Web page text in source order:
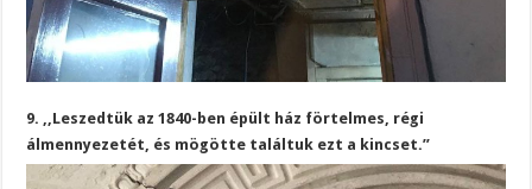
9. ,,Leszedtük az 1840-ben épült ház förtelmes, régi
álmennyezetét, és mögötte találtuk ezt a kincset.”